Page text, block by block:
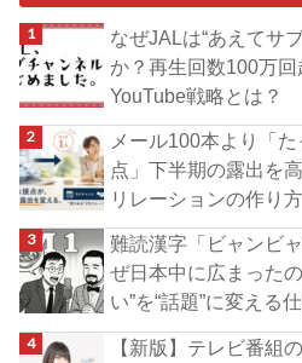
なぜJALは“あえてサ
か？再生回数100万
YouTube戦略とは？
メール100本より「
点」下半期の露出を
リレーションの作り方
難読漢字「ビャンビ
ぜ日本中に広まった
い”を“話題”に変える
【新版】テレビ番組